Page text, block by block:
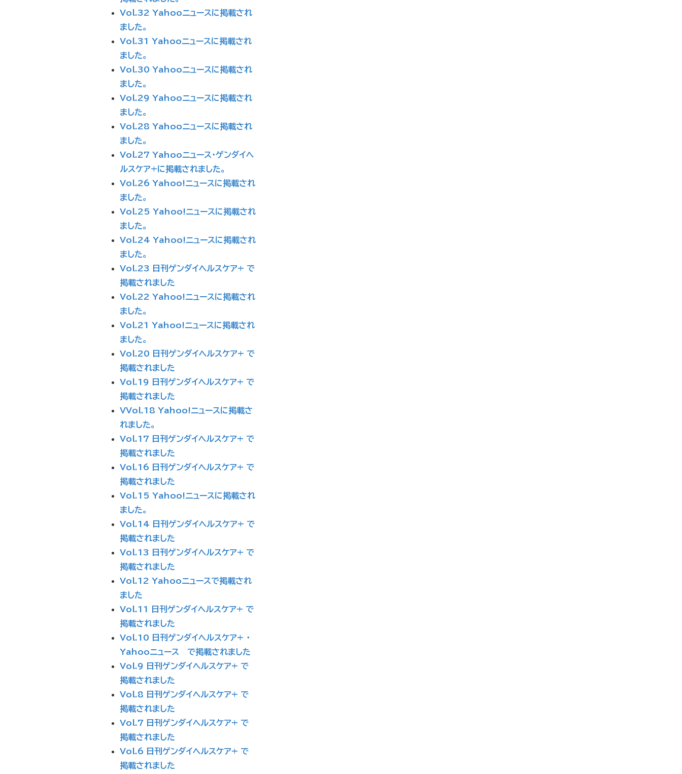
Vol.32 Yahooニュースに掲載され
ました。
Vol.31 Yahooニュースに掲載され
ました。
Vol.30 Yahooニュースに掲載され
ました。
Vol.29 Yahooニュースに掲載され
ました。
Vol.28 Yahooニュースに掲載され
ました。
Vol.27 Yahooニュース・ゲンダイヘ
ルスケア+に掲載されました。
Vol.26 Yahoo!ニュースに掲載され
ました。
Vol.25 Yahoo!ニュースに掲載され
ました。
Vol.24 Yahoo!ニュースに掲載され
ました。
Vol.23 日刊ゲンダイヘルスケア+ で
掲載されました
Vol.22 Yahoo!ニュースに掲載され
ました。
Vol.21 Yahoo!ニュースに掲載され
ました。
Vol.20 日刊ゲンダイヘルスケア+ で
掲載されました
Vol.19 日刊ゲンダイヘルスケア+ で
掲載されました
VVol.18 Yahoo!ニュースに掲載さ
れました。
Vol.17 日刊ゲンダイヘルスケア+ で
掲載されました
Vol.16 日刊ゲンダイヘルスケア+ で
掲載されました
Vol.15 Yahoo!ニュースに掲載され
ました。
Vol.14 日刊ゲンダイヘルスケア+ で
掲載されました
Vol.13 日刊ゲンダイヘルスケア+ で
掲載されました
Vol.12 Yahooニュースで掲載され
ました
Vol.11 日刊ゲンダイヘルスケア+ で
掲載されました
Vol.10 日刊ゲンダイヘルスケア+ ・
Yahooニュース で掲載されました
Vol.9 日刊ゲンダイヘルスケア+ で
掲載されました
Vol.8 日刊ゲンダイヘルスケア+ で
掲載されました
Vol.7 日刊ゲンダイヘルスケア+ で
掲載されました
Vol.6 日刊ゲンダイヘルスケア+ で
掲載されました